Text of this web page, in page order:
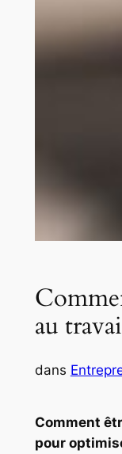
au
dans
Comment
pour